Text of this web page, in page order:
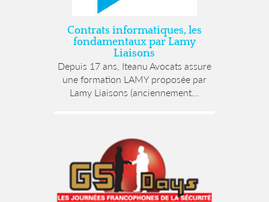
Contrats informatiques, les
fondamentaux par Lamy
Liaisons
Depuis 17 ans, Iteanu Avocats assure
une formation LAMY proposée par
Lamy Liaisons (anciennement...